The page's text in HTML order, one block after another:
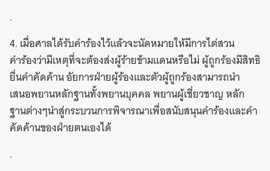
.
4. เมื่อศาลได้รับคำร้องไว้แล้วจะนัดหมายให้มีการไต่สวน
คำร้องว่ามีเหตุที่จะต้องส่งผู้ร้ายข้ามแดนหรือไม่ ผู้ถูกร้องมีสิทธิ
ยื่นคำคัดค้าน อัยการฝ่ายผู้ร้องและตัวผู้ถูกร้องสามารถนำ
เสนอพยานหลักฐานทั้งพยานบุคคล พยานผู้เชี่ยวชาญ หลัก
ฐานต่างๆนำสู่กระบวนการพิจารณาเพื่อสนับสนุนคำร้องและคำ
คัดค้านของฝ่ายตนเองได้
.